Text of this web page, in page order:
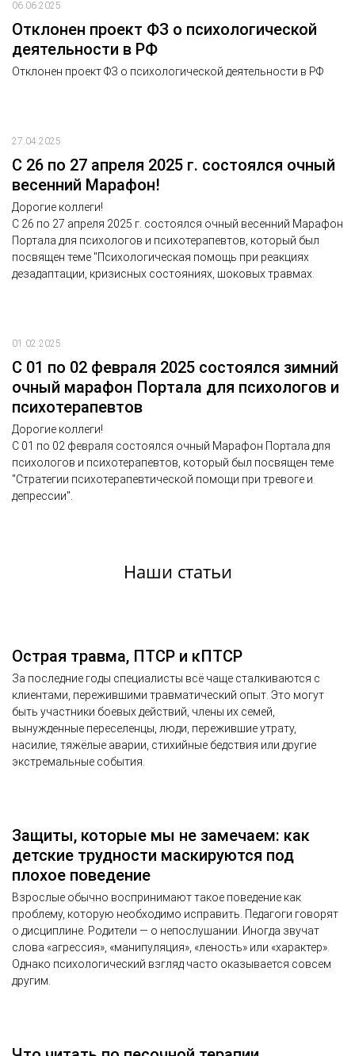
06.06.2025
Отклонен проект ФЗ о психологической
деятельности в РФ
Отклонен проект ФЗ о психологической деятельности в РФ
27.04.2025
С 26 по 27 апреля 2025 г. состоялся очный
весенний Марафон!
Дорогие коллеги!
С 26 по 27 апреля 2025 г. состоялся очный весенний Марафон
Портала для психологов и психотерапевтов, который был
посвящен теме "Психологическая помощь при реакциях
дезадаптации, кризисных состояниях, шоковых травмах.
01.02.2025
С 01 по 02 февраля 2025 состоялся зимний
очный марафон Портала для психологов и
психотерапевтов
Дорогие коллеги!
С 01 по 02 февраля состоялся очный Марафон Портала для
психологов и психотерапевтов, который был посвящен теме
"Стратегии психотерапевтической помощи при тревоге и
депрессии".
Наши статьи
Острая травма, ПТСР и кПТСР
За последние годы специалисты всё чаще сталкиваются с
клиентами, пережившими травматический опыт. Это могут
быть участники боевых действий, члены их семей,
вынужденные переселенцы, люди, пережившие утрату,
насилие, тяжёлые аварии, стихийные бедствия или другие
экстремальные события.
Защиты, которые мы не замечаем: как
детские трудности маскируются под
плохое поведение
Взрослые обычно воспринимают такое поведение как
проблему, которую необходимо исправить. Педагоги говорят
о дисциплине. Родители — о непослушании. Иногда звучат
слова «агрессия», «манипуляция», «леность» или «характер».
Однако психологический взгляд часто оказывается совсем
другим.